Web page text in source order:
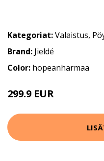
Kategoriat:Valaistus,
Brand: Jieldé
Color: hopeanharmaa
299.9 EUR